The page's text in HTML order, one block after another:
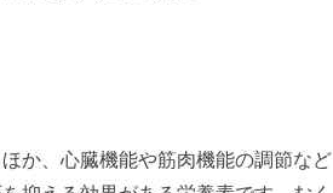
か、心臓機能や筋肉機能の調節など